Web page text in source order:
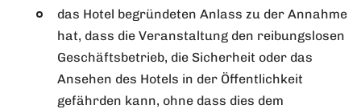
das Hotel begründeten Anlass zu der Annahme
hat, dass die Veranstaltung den reibungslosen
Geschäftsbetrieb, die Sicherheit oder das
Ansehen des Hotels in der Öffentlichkeit
gefährden kann, ohne dass dies dem